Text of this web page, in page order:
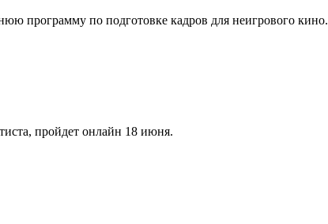
программу по подготовке кадров для неигрового кино.
пройдет онлайн 18 июня.